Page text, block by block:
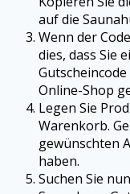
auf die
Wenn der
dies, dass Sie
Online-Shop
Legen Sie
Warenkorb.
gewünschten
haben.
Suchen Sie